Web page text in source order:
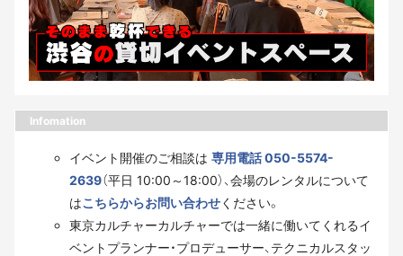
Infomation
イベント開催のご相談は 専用電話 050-5574-
2639（平日 10:00～18:00）、会場のレンタルについて
はこちらからお問い合わせください。
東京カルチャーカルチャーでは一緒に働いてくれるイ
ベントプランナー・プロデューサー、テクニカルスタッ